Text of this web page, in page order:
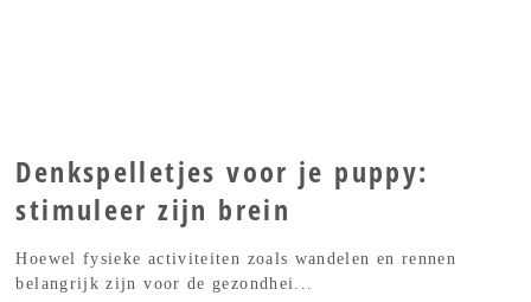
Denkspelletjes voor je puppy:
stimuleer zijn brein
Hoewel fysieke activiteiten zoals wandelen en rennen
belangrijk zijn voor de gezondhei...